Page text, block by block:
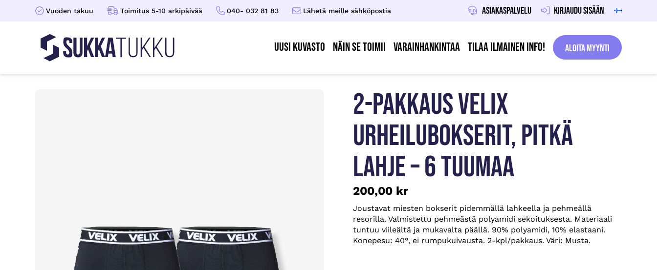
Vuoden takuu Toimitus 5-10 arkipäivää 040- 032 81 83 Lähetä meille sähköpostia Asiakaspalvelu Kirjaudu sisään
Sukkatukku
UUSI KUVASTO Näin se toimii Varainhankintaa Tilaa ilmainen info! Aloita Myynti
2-PAKKAUS VELIX
URHEILUBOKSERIT, PITKÄ
LAHJE – 6 TUUMAA
200,00 kr
Joustavat miesten bokserit pidemmällä lahkeella ja pehmeällä
resorilla. Valmistettu pehmeästä polyamidi sekoituksesta. Materiaali
tuntuu viileältä ja mukavalta päällä. 90% polyamidi, 10% elastaani.
Konepesu: 40°, ei rumpukuivausta. 2-kpl/pakkaus. Väri: Musta.